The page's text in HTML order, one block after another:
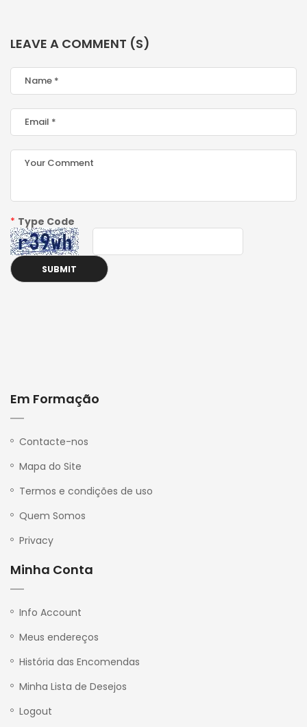
LEAVE A COMMENT (S)
* Type Code
Em Formação
Contacte-nos
Mapa do Site
Termos e condições de uso
Quem Somos
Privacy
Minha Conta
Info Account
Meus endereços
História das Encomendas
Minha Lista de Desejos
Logout